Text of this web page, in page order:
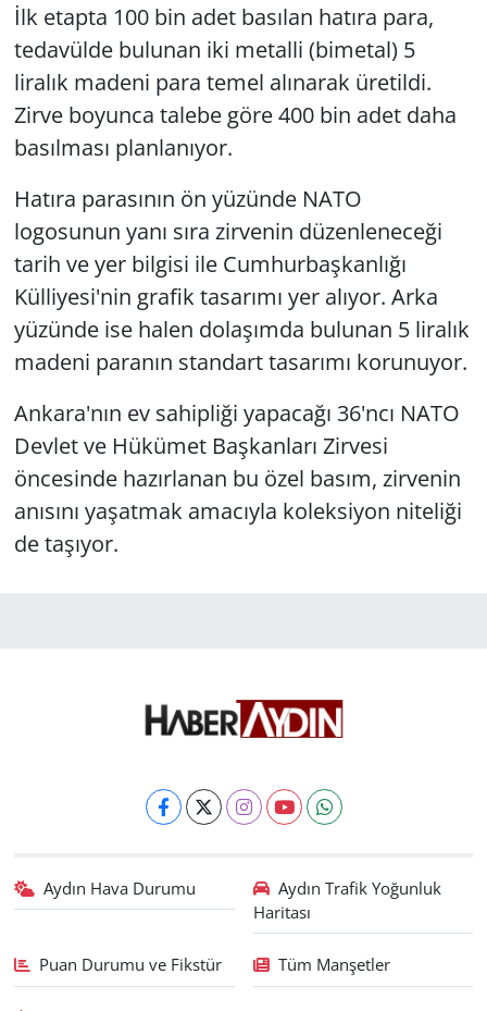
İlk etapta 100 bin adet basılan hatıra para,
tedavülde bulunan iki metalli (bimetal) 5
liralık madeni para temel alınarak üretildi.
Zirve boyunca talebe göre 400 bin adet daha
basılması planlanıyor.
Hatıra parasının ön yüzünde NATO
logosunun yanı sıra zirvenin düzenleneceği
tarih ve yer bilgisi ile Cumhurbaşkanlığı
Külliyesi'nin grafik tasarımı yer alıyor. Arka
yüzünde ise halen dolaşımda bulunan 5 liralık
madeni paranın standart tasarımı korunuyor.
Ankara'nın ev sahipliği yapacağı 36'ncı NATO
Devlet ve Hükümet Başkanları Zirvesi
öncesinde hazırlanan bu özel basım, zirvenin
anısını yaşatmak amacıyla koleksiyon niteliği
de taşıyor.
Aydın Hava Durumu
Aydın Trafik Yoğunluk
Haritası
Puan Durumu ve Fikstür Tüm Manşetler